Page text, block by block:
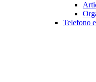
Telefono